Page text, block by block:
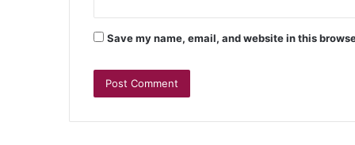
Save my name, email, and website in this